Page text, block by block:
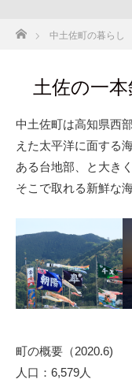
ホーム
中土佐町の暮らし
土佐の一
中土佐町は高知県西
えた太平洋に面する
ある台地部、と大き
そこで取れる新鮮な
町の概要（2020.6)
人口：6,579人